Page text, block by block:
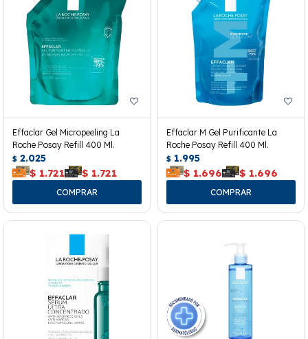
Effaclar Gel Micropeeling La
Roche Posay Refill 400 Ml.
$ 2.025
$ 1.721 $ 1.721
Effaclar M Gel Purificante La
Roche Posay Refill 400 Ml.
$ 1.995
$ 1.696 $ 1.696